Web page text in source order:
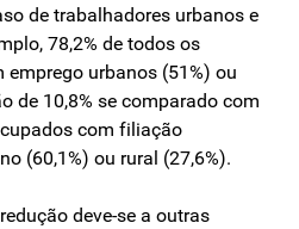
de trabalhadores urbanos e
78,2% de todos os
urbanos (51%) ou
de 10,8% se comparado com
com filiação
(60,1%) ou rural (27,6%).
deve-se a outras